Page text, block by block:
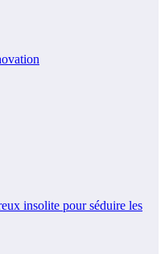
insolite pour séduire les